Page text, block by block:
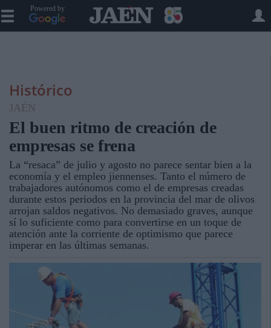
Powered by
Histórico
JAÉN
El buen ritmo de creación de
empresas se frena
La “resaca” de julio y agosto no parece sentar bien a la
economía y el empleo jiennenses. Tanto el número de
trabajadores autónomos como el de empresas creadas
durante estos periodos en la provincia del mar de olivos
arrojan saldos negativos. No demasiado graves, aunque
sí lo suficiente como para convertirse en un toque de
atención ante la corriente de optimismo que parece
imperar en las últimas semanas.